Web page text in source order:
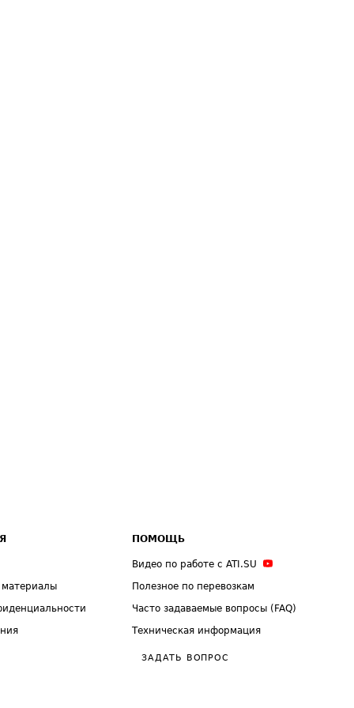
ПОМОЩЬ
Видео по работе с ATI.SU
Полезное по перевозкам
Часто задаваемые вопросы (FAQ)
Техническая информация
ЗАДАТЬ ВОПРОС